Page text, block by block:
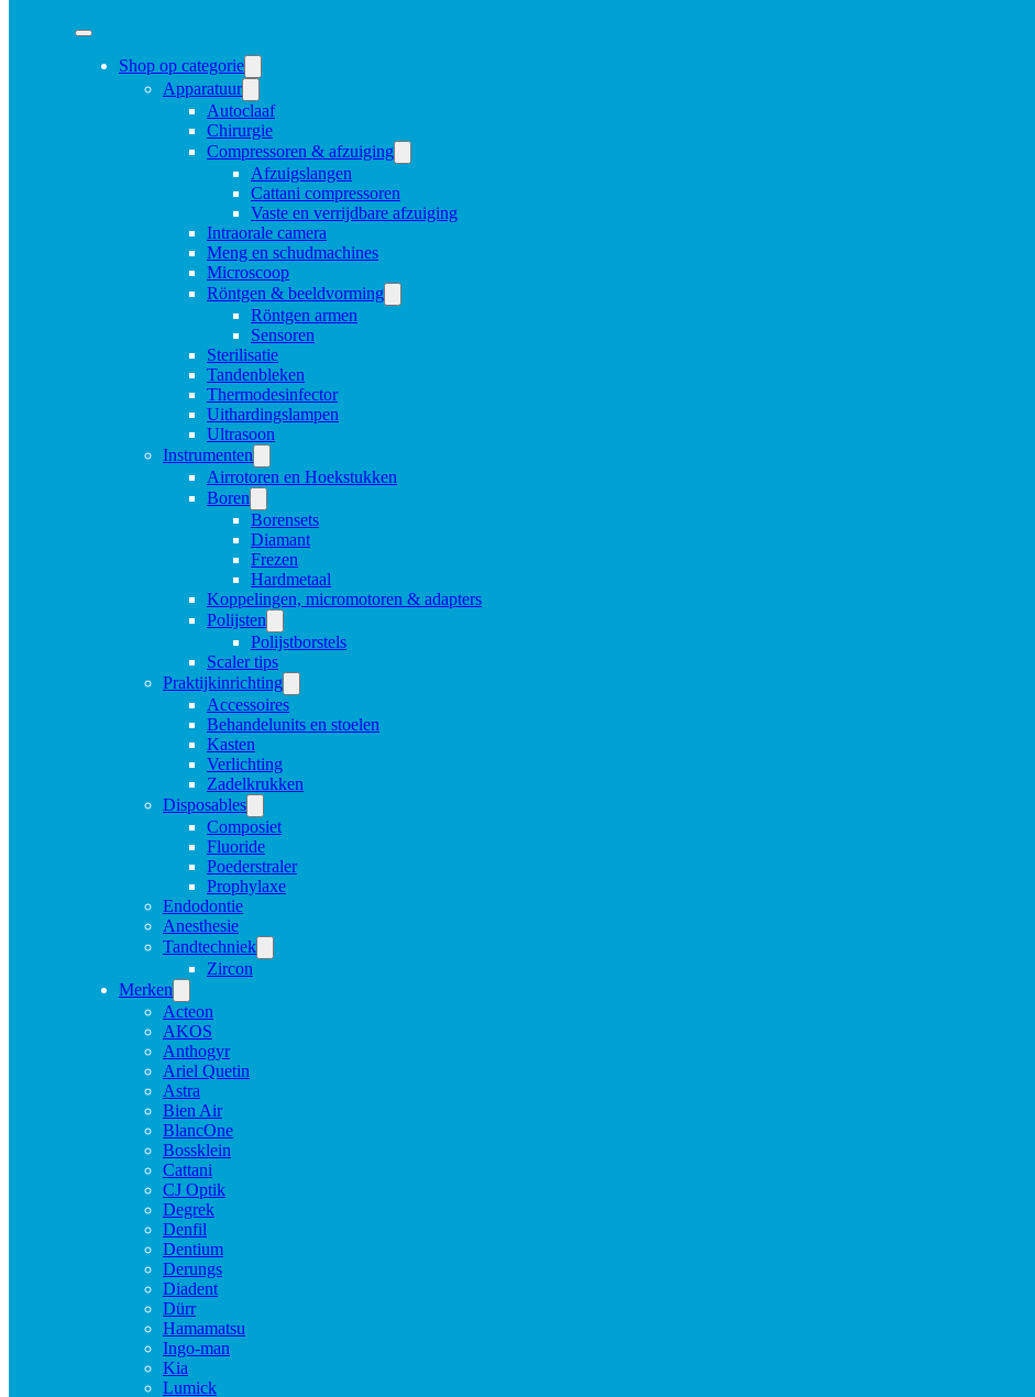
Shop op categorie
Apparatuur
Autoclaaf
Chirurgie
Compressoren & afzuiging
Afzuigslangen
Cattani compressoren
Vaste en verrijdbare afzuiging
Intraorale camera
Meng en schudmachines
Microscoop
Röntgen & beeldvorming
Röntgen armen
Sensoren
Sterilisatie
Tandenbleken
Thermodesinfector
Uithardingslampen
Ultrasoon
Instrumenten
Airrotoren en Hoekstukken
Boren
Borensets
Diamant
Frezen
Hardmetaal
Koppelingen, micromotoren & adapters
Polijsten
Polijstborstels
Scaler tips
Praktijkinrichting
Accessoires
Behandelunits en stoelen
Kasten
Verlichting
Zadelkrukken
Disposables
Composiet
Fluoride
Poederstraler
Prophylaxe
Endodontie
Anesthesie
Tandtechniek
Zircon
Merken
Acteon
AKOS
Anthogyr
Ariel Quetin
Astra
Bien Air
BlancOne
Bossklein
Cattani
CJ Optik
Degrek
Denfil
Dentium
Derungs
Diadent
Dürr
Hamamatsu
Ingo-man
Kia
Lumick